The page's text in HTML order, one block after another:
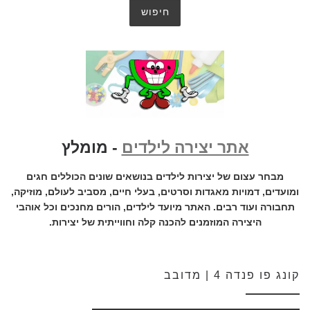
אתר יצירה לילדים - מומלץ
מבחר עצום של יצירות לילדים בנושאים שונים הכוללים חגים
ומועדים, דמויות מאגדות וסרטים, בעלי חיים, מסביב לעולם, מוזיקה,
תחבורה ועוד רבים. האתר מיועד לילדים, הורים מחנכים וכל אוהבי
היצירה המוזמנים להכנה קלה וחווייתית של יצירות.
קונג פו פנדה 4 | מדובב